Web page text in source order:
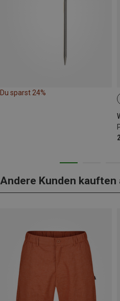
Du sparst 24%
Andere Kunden kauften